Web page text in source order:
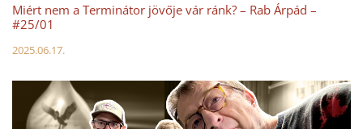
Miért nem a Terminátor jövője vár ránk? – Rab Árpád –
#25/01
2025.06.17.